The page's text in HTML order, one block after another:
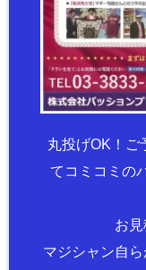
丸投げOK！ご
てコミコミの
お見
マジシャン自